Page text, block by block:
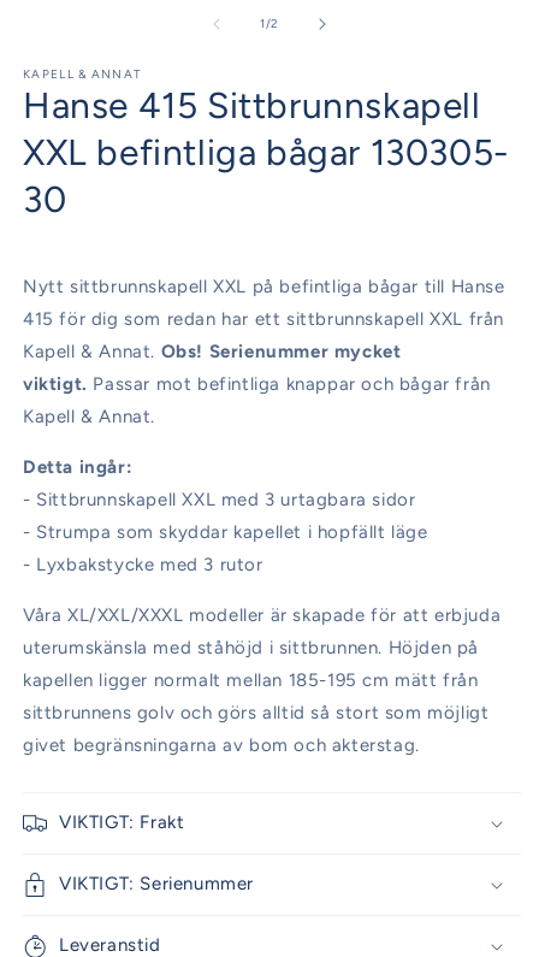
1/av
2
KAPELL & ANNAT
Hanse 415 Sittbrunnskapell
XXL befintliga bågar 130305-
30
Nytt sittbrunnskapell XXL på befintliga bågar till Hanse
415 för dig som redan har ett sittbrunnskapell XXL från
Kapell & Annat. Obs! Serienummer mycket
viktigt. Passar mot befintliga knappar och bågar från
Kapell & Annat.
Detta ingår:
- Sittbrunnskapell XXL med 3 urtagbara sidor
- Strumpa som skyddar kapellet i hopfällt läge
- Lyxbakstycke med 3 rutor
Våra XL/XXL/XXXL modeller är skapade för att erbjuda
uterumskänsla med ståhöjd i sittbrunnen. Höjden på
kapellen ligger normalt mellan 185-195 cm mätt från
sittbrunnens golv och görs alltid så stort som möjligt
givet begränsningarna av bom och akterstag.
VIKTIGT: Frakt
VIKTIGT: Serienummer
Leveranstid